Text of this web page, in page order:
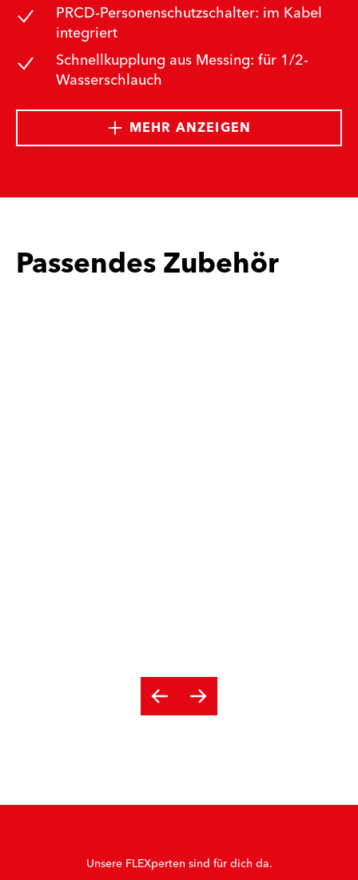
PRCD-Personenschutzschalter: im Kabel
integriert
Schnellkupplung aus Messing: für 1/2-
Wasserschlauch
MEHR ANZEIGEN
Passendes Zubehör
Unsere FLEXperten sind für dich da.